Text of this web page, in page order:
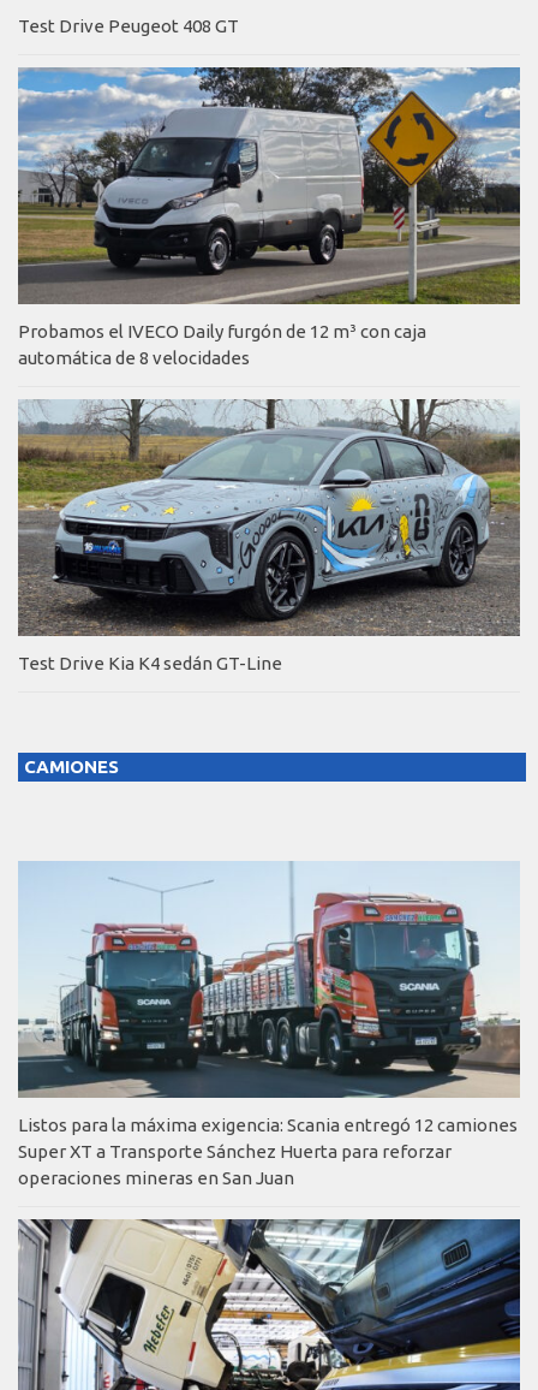
Test Drive Peugeot 408 GT
Probamos el IVECO Daily furgón de 12 m³ con caja
automática de 8 velocidades
Test Drive Kia K4 sedán GT-Line
CAMIONES
Listos para la máxima exigencia: Scania entregó 12 camiones
Super XT a Transporte Sánchez Huerta para reforzar
operaciones mineras en San Juan